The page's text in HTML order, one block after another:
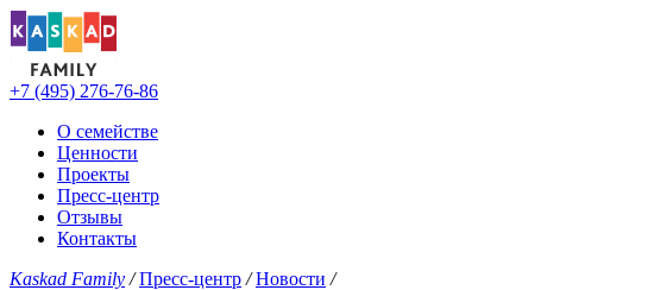
+7 (495) 276-76-86
О семействе
Ценности
Проекты
Пресс-центр
Отзывы
Контакты
Kaskad Family / Пресс-центр / Новости /